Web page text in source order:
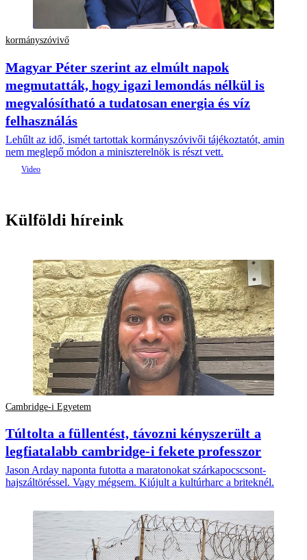
kormányszóvivő
Magyar Péter szerint az elmúlt napok
megmutatták, hogy igazi lemondás nélkül is
megvalósítható a tudatosan energia és víz
felhasználás
Lehűlt az idő, ismét tartottak kormányszóvivői tájékoztatót, amin
nem meglepő módon a miniszterelnök is részt vett.
Külföldi híreink
Cambridge-i Egyetem
Túltolta a füllentést, távozni kényszerült a
legfiatalabb cambridge-i fekete professzor
Jason Arday naponta futotta a maratonokat szárkapocscsont-
hajszáltöréssel. Vagy mégsem. Kiújult a kultúrharc a briteknél.